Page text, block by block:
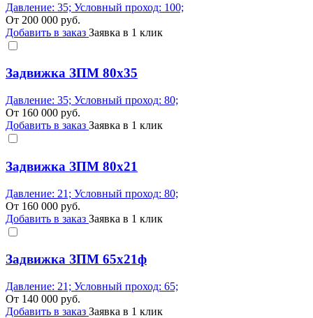
Давление: 35; Условный проход: 100;
От 200 000 руб.
Добавить в заказ Заявка в 1 клик
Задвижка ЗПМ 80х35
Давление: 35; Условный проход: 80;
От 160 000 руб.
Добавить в заказ Заявка в 1 клик
Задвижка ЗПМ 80х21
Давление: 21; Условный проход: 80;
От 160 000 руб.
Добавить в заказ Заявка в 1 клик
Задвижка ЗПМ 65х21ф
Давление: 21; Условный проход: 65;
От 140 000 руб.
Добавить в заказ Заявка в 1 клик